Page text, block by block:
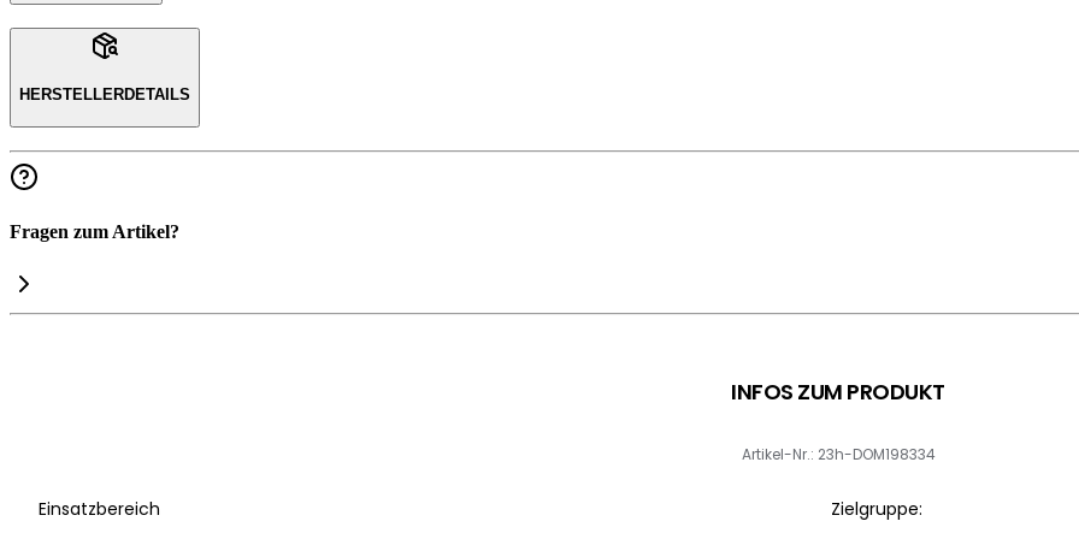
HERSTELLERDETAILS
Fragen zum Artikel?
INFOS ZUM PRODUKT
Artikel-Nr.: 23h-DOM198334
Einsatzbereich Zielgruppe: